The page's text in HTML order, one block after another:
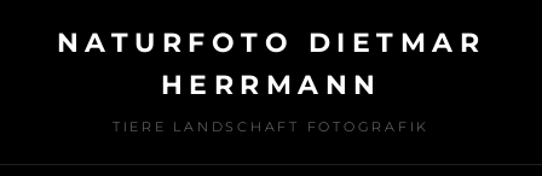
NATURFOTO DIETMAR
HERRMANN
TIERE LANDSCHAFT FOTOGRAFIK